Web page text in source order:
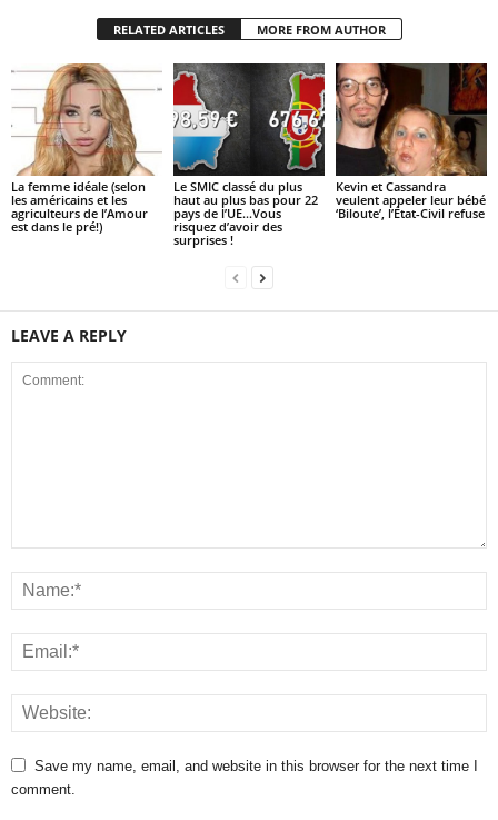
RELATED ARTICLES MORE FROM AUTHOR
La femme idéale (selon
les américains et les
agriculteurs de l’Amour
est dans le pré!)
Le SMIC classé du plus
haut au plus bas pour 22
pays de l’UE…Vous
risquez d’avoir des
surprises !
Kevin et Cassandra
veulent appeler leur bébé
‘Biloute’, l’État-Civil refuse
LEAVE A REPLY
Save my name, email, and website in this browser for the next time I
comment.